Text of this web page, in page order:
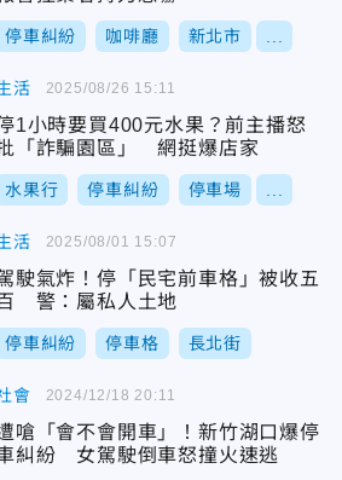
停車糾紛 咖啡廳 新北市
活
1小時要買400元水果？前主播怒
「詐騙園區」 網挺爆店家
水果行 停車糾紛 停車場
2025/08/26 15:11
活
駛氣炸！停「民宅前車格」被收五
警：屬私人土地
停車糾紛 停車格 長北街
2025/08/01 15:07
會
嗆「會不會開車」！新竹湖口爆停
糾紛 女駕駛倒車怒撞火速逃
2024/12/18 20:11